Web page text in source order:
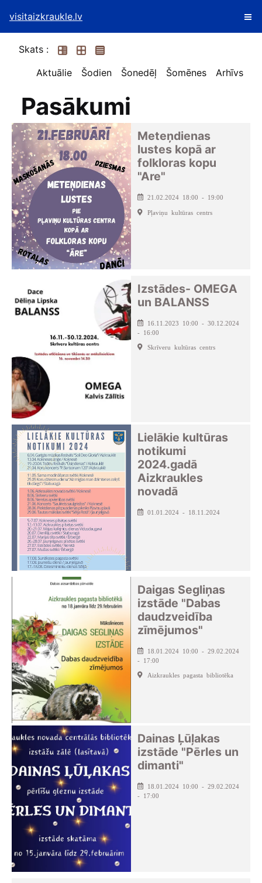
visitaizkraukle.lv
Skats :
Aktuālie
Šodien Šonedēļ Šomēnes Arhīvs
Pasākumi
Meteņdienas
lustes kopā ar
folkloras kopu
"Are"
21.02.2024 18:00 - 19:00
Pļaviņu kultūras centrs
Izstādes- OMEGA
un BALANSS
16.11.2023 10:00 - 30.12.2024
- 16:00
Skrīveru kultūras centrs
Lielākie kultūras
notikumi
2024.gadā
Aizkraukles
novadā
01.01.2024 - 18.11.2024
Daigas Segliņas
izstāde "Dabas
daudzveidība
zīmējumos"
18.01.2024 10:00 - 29.02.2024
- 17:00
Aizkraukles pagasta bibliotēka
Dainas Ļūļakas
izstāde "Pērles un
dimanti"
18.01.2024 10:00 - 29.02.2024
- 17:00